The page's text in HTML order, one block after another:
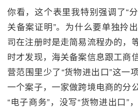
你看，这个表里我特别强调了“
关备案证明”。为什么要单独拎
司在注册时是走简易流程办的，
时才发现，海关备案信息跟工商
营范围里少了“货物进出口”这一
一个案子，一家做跨境电商的分
“电子商务”，没写“货物进出口”